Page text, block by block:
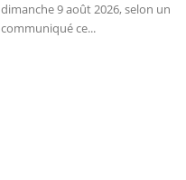
dimanche 9 août 2026, selon un
communiqué ce...